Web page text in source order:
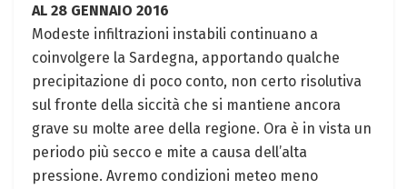
AL 28 GENNAIO 2016
Modeste infiltrazioni instabili continuano a
coinvolgere la Sardegna, apportando qualche
precipitazione di poco conto, non certo risolutiva
sul fronte della siccità che si mantiene ancora
grave su molte aree della regione. Ora è in vista un
periodo più secco e mite a causa dell’alta
pressione. Avremo condizioni meteo meno